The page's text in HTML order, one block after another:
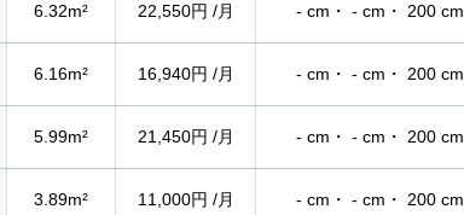
6.32m² 22,550円 /月 - cm・ - cm・ 200 cm
6.16m² 16,940円 /月 - cm・ - cm・ 200 cm
5.99m² 21,450円 /月 - cm・ - cm・ 200 cm
3.89m² 11,000円 /月 - cm・ - cm・ 200 cm